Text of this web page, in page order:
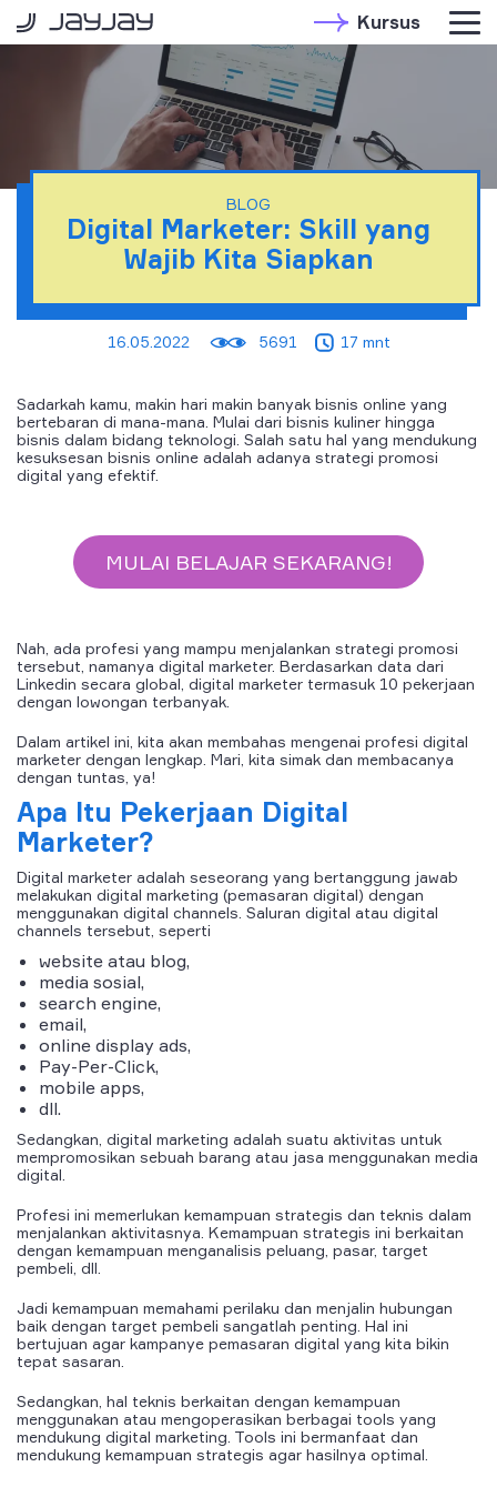
Kursus
BLOG
Digital Marketer: Skill yang
Wajib Kita Siapkan
16.05.2022 5691 17 mnt
Sadarkah kamu, makin hari makin banyak bisnis online yang
bertebaran di mana-mana. Mulai dari bisnis kuliner hingga
bisnis dalam bidang teknologi. Salah satu hal yang mendukung
kesuksesan bisnis online adalah adanya strategi promosi
digital yang efektif.
MULAI BELAJAR SEKARANG!
Nah, ada profesi yang mampu menjalankan strategi promosi
tersebut, namanya digital marketer. Berdasarkan data dari
Linkedin secara global, digital marketer termasuk 10 pekerjaan
dengan lowongan terbanyak.
Dalam artikel ini, kita akan membahas mengenai profesi digital
marketer dengan lengkap. Mari, kita simak dan membacanya
dengan tuntas, ya!
Apa Itu Pekerjaan Digital
Marketer?
Digital marketer adalah seseorang yang bertanggung jawab
melakukan digital marketing (pemasaran digital) dengan
menggunakan digital channels . Saluran digital atau digital
channels tersebut, seperti
website atau blog,
media sosial,
search engine,
email,
online display ads,
Pay-Per-Click,
mobile apps,
dll.
Sedangkan, digital marketing adalah suatu aktivitas untuk
mempromosikan sebuah barang atau jasa menggunakan media
digital.
Profesi ini memerlukan kemampuan strategis dan teknis dalam
menjalankan aktivitasnya. Kemampuan strategis ini berkaitan
dengan kemampuan menganalisis peluang, pasar, target
pembeli, dll.
Jadi kemampuan memahami perilaku dan menjalin hubungan
baik dengan target pembeli sangatlah penting. Hal ini
bertujuan agar kampanye pemasaran digital yang kita bikin
tepat sasaran.
Sedangkan, hal teknis berkaitan dengan kemampuan
menggunakan atau mengoperasikan berbagai tools yang
mendukung digital marketing. Tools ini bermanfaat dan
mendukung kemampuan strategis agar hasilnya optimal.